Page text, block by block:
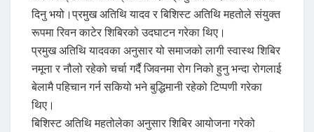
दिनु भयो।प्रमुख अतिथि यादव र बिशिस्ट अतिथि महतोले संयुक्त
रूपमा रिवन काटेर शिबिरको उदघाटन गरेका थिए।
प्रमुख अतिथि यादवका अनुसार यो समाजको लागी स्वास्थ शिबिर
नमूना र नौलो रहेको चर्चा गर्दै जिवनमा रोग निको हुनु भन्दा रोगलाई
बेलामै पहिचान गर्न सकियो भने बुद्धिमानी रहेको टिप्पणी गरेका
थिए।
बिशिस्ट अतिथि महतोलेका अनुसार शिबिर आयोजना गरेको